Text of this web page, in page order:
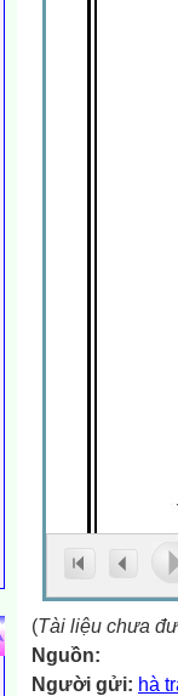
(Tài liệu chưa
Nguồn:
Người gửi: hà